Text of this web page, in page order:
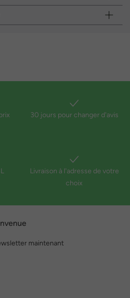
30 jours pour changer d'avis
Livraison à l'adresse de votre
choix
maintenant